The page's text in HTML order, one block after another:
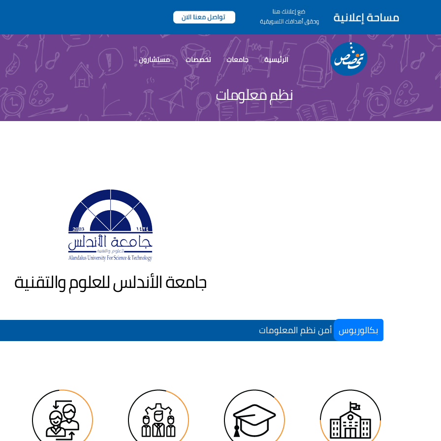
الرئيسية جامعات تخصصات مستشارون
نظم معلومات
جامعة الأندلس للعلوم والتقنية
بكالوريوس أمن نظم المعلومات